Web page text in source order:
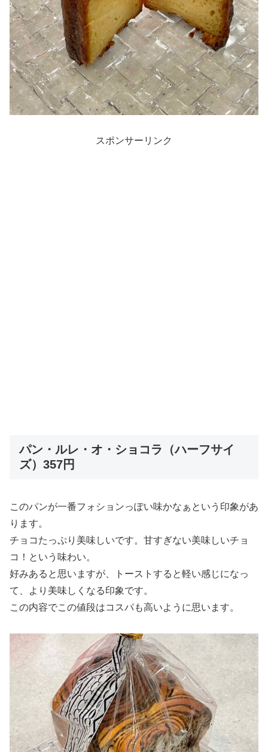
スポンサーリンク
パン・ルレ・オ・ショコラ（ハーフサイ
ズ）357円
このパンが一番フォションっぽい味かなぁという印象があ
ります。
チョコたっぷり美味しいです。甘すぎない美味しいチョ
コ！という味わい。
好みあると思いますが、トーストすると軽い感じになっ
て、より美味しくなる印象です。
この内容でこの値段はコスパも高いように思います。